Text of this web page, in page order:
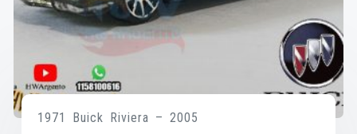
1971 Buick Riviera – 2005